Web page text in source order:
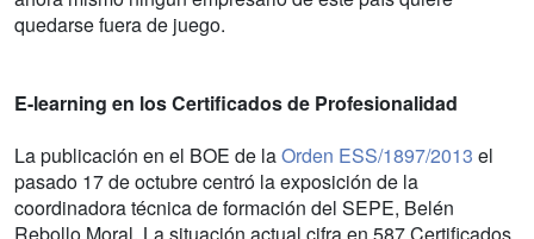
quedarse fuera de juego.
E-learning en los Certificados de Profesionalidad
La publicación en el BOE de laOrden ESS/1897/2013 el
pasado 17 de octubre centró la exposición de la
coordinadora técnica de formación del SEPE, Belén
Rebollo Moral. La situación actual cifra en 587 Certificados